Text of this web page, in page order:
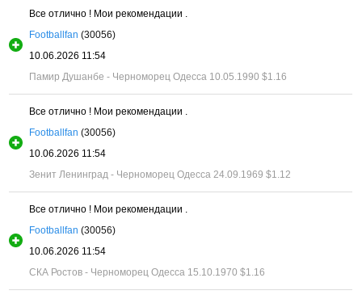
Все отлично ! Мои рекомендации .
Footballfan (30056)
10.06.2026 11:54
Памир Душанбе - Черноморец Одесса 10.05.1990 $1.16
Все отлично ! Мои рекомендации .
Footballfan (30056)
10.06.2026 11:54
Зенит Ленинград - Черноморец Одесса 24.09.1969 $1.12
Все отлично ! Мои рекомендации .
Footballfan (30056)
10.06.2026 11:54
СКА Ростов - Черноморец Одесса 15.10.1970 $1.16